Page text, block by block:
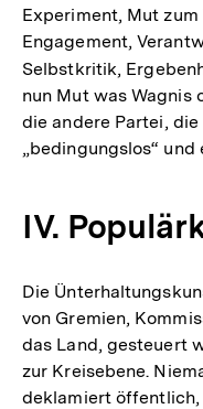
Experiment, Mut
Engagement,
Selbstkritik,
nun Mut was Wagnis
die andere Partei,
„bedingungslos“ und
IV.
Die
von Gremien,
das Land, gesteuert
zur Kreisebene.
deklamiert öffentlich,